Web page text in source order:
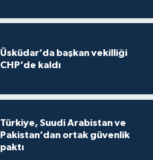
Üsküdar’da başkan vekilliği
CHP’de kaldı
Türkiye, Suudi Arabistan ve
Pakistan’dan ortak güvenlik
paktı